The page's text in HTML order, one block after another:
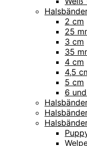
2 cm
25
3 cm
35
4 cm
4,5
5 cm
6